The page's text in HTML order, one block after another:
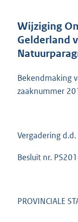
Wijziging
Gelderland
Bekendmaking
zaaknummer
Vergadering
Besluit nr.
PROVINCIALE